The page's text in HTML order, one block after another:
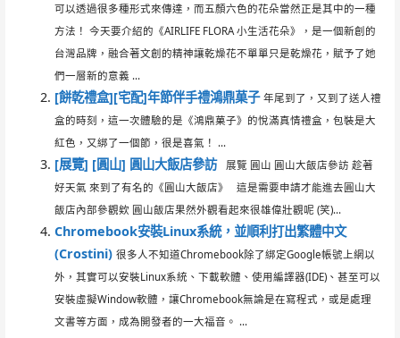
可以透過很多種形式來傳達，而五顏六色的花朵當然正是其中的一種
方法！ 今天要介紹的《AIRLIFE FLORA 小生活花朵》，是一個新創的
台灣品牌，融合著文創的精神讓乾燥花不單單只是乾燥花，賦予了她
們一層新的意義 ...
[餅乾禮盒][宅配]年節伴手禮鴻鼎菓子 年尾到了，又到了送人禮
盒的時刻，這一次體驗的是《鴻鼎菓子》的悅滿真情禮盒，包裝是大
紅色，又綁了一個節，很是喜氣！ ...
[展覽] [圓山] 圓山大飯店參訪
展覽 圓山 圓山大飯店參訪 趁著
好天氣 來到了有名的《圓山大飯店》 這是需要申請才能進去圓山大
飯店內部參觀欸 圓山飯店果然外觀看起來很雄偉壯觀呢 (笑)...
Chromebook安裝Linux系統，並順利打出繁體中文
(Crostini) 很多人不知道Chromebook除了綁定Google帳號上網以
外，其實可以安裝Linux系統、下載軟體、使用編譯器(IDE)、甚至可以
安裝虛擬Window軟體，讓Chromebook無論是在寫程式，或是處理
文書等方面，成為開發者的一大福音。 ...